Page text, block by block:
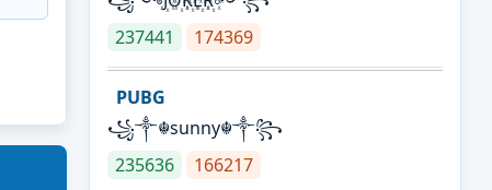
237441
174369
PUBG
꧁༒☬sunny☬༒꧂
235636
166217